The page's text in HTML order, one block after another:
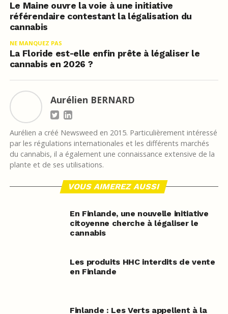
Le Maine ouvre la voie à une initiative
référendaire contestant la légalisation du
cannabis
NE MANQUEZ PAS
La Floride est-elle enfin prête à légaliser le
cannabis en 2026 ?
Aurélien BERNARD
Aurélien a créé Newsweed en 2015. Particulièrement intéressé
par les régulations internationales et les différents marchés
du cannabis, il a également une connaissance extensive de la
plante et de ses utilisations.
VOUS AIMEREZ AUSSI
En Finlande, une nouvelle initiative
citoyenne cherche à légaliser le
cannabis
Les produits HHC interdits de vente
en Finlande
Finlande : Les Verts appellent à la